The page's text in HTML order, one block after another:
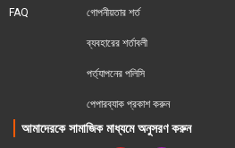
FAQ গোপনীয়তার শর্ত
ব্যবহারের শর্তাবলী
পর্ত্যাপনের পলিসি
পেপারব্যাক প্রকাশ করুন
আমাদেরকে সামাজিক মাধ্যমে অনুসরণ করুন